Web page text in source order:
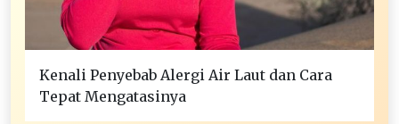
Kenali Penyebab Alergi Air Laut dan Cara
Tepat Mengatasinya